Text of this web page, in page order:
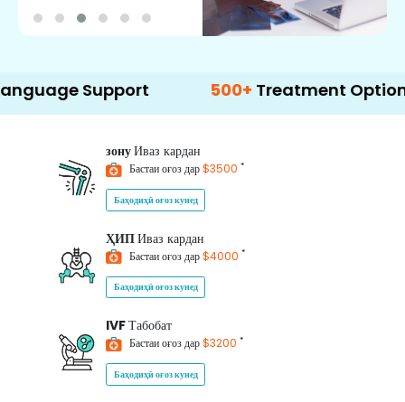
Support 500+ Treatment Options
зонуИваз кардан
Бастаи оғоз дар$3500 *
Баҳодиҳӣ оғоз кунед
ҲИПИваз кардан
Бастаи оғоз дар$4000 *
Баҳодиҳӣ оғоз кунед
IVFТабобат
Бастаи оғоз дар$3200 *
Баҳодиҳӣ оғоз кунед